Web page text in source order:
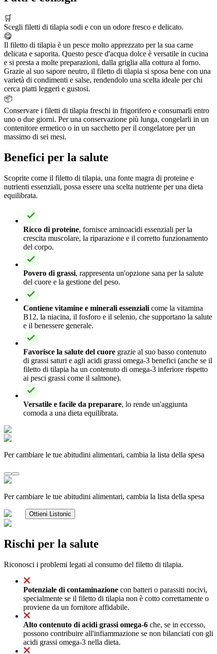
🛒
Scegli filetti di tilapia sodi e con un odore fresco e delicato.
😋
Il filetto di tilapia è un pesce molto apprezzato per la sua carne
delicata e saporita. Questo pesce d'acqua dolce è versatile in cucina
e si presta a molte preparazioni, dalla griglia alla cottura al forno.
Grazie al suo sapore neutro, il filetto di tilapia si sposa bene con una
varietà di condimenti e salse, rendendolo una scelta ideale per chi
cerca piatti leggeri e gustosi.
📦
Conservare i filetti di tilapia freschi in frigorifero e consumarli entro
uno o due giorni. Per una conservazione più lunga, congelarli in un
contenitore ermetico o in un sacchetto per il congelatore per un
massimo di sei mesi.
Benefici per la salute
Scoprite come il filetto di tilapia, una fonte magra di proteine e
nutrienti essenziali, possa essere una scelta nutriente per una dieta
equilibrata.
Ricco di proteine, fornisce aminoacidi essenziali per la
crescita muscolare, la riparazione e il corretto funzionamento
del corpo.
Povero di grassi, rappresenta un'opzione sana per la salute
del cuore e la gestione del peso.
Contiene vitamine e minerali essenziali come la vitamina
B12, la niacina, il fosforo e il selenio, che supportano la salute
e il benessere generale.
Favorisce la salute del cuore grazie al suo basso contenuto
di grassi saturi e agli acidi grassi omega-3 benefici (anche se il
filetto di tilapia ha un contenuto di omega-3 inferiore rispetto
ai pesci grassi come il salmone).
Versatile e facile da preparare, lo rende un'aggiunta
comoda a una dieta equilibrata.
Per cambiare le tue abitudini alimentari, cambia la lista della spesa
Per cambiare le tue abitudini alimentari, cambia la lista della spesa
Ottieni Listonic
Rischi per la salute
Riconosci i problemi legati al consumo del filetto di tilapia.
Potenziale di contaminazione con batteri o parassiti nocivi,
specialmente se il filetto di tilapia non è cotto correttamente o
proviene da un fornitore affidabile.
Alto contenuto di acidi grassi omega-6 che, se in eccesso,
possono contribuire all'infiammazione se non bilanciati con gli
acidi grassi omega-3 nella dieta.